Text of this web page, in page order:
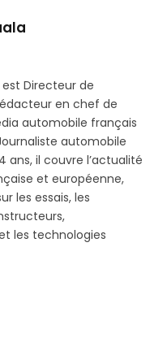
Telegram
est Directeur de
en chef de
automobile français
automobile
ans, il couvre l’actualité
et européenne,
les essais, les
les technologies